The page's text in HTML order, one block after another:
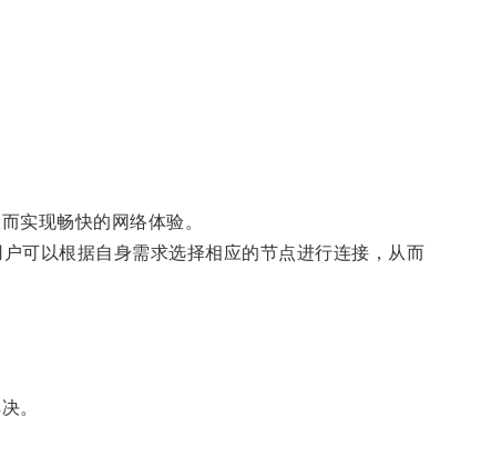
实现畅快的网络体验。
可以根据自身需求选择相应的节点进行连接，从而
。